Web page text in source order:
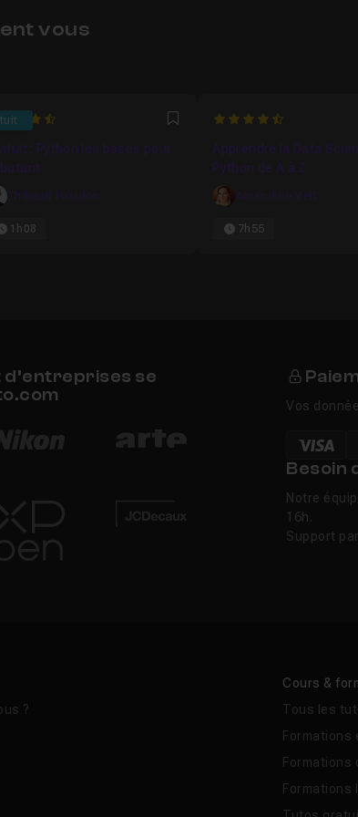
vous
Favori
: Python les bases pour
Thibault Houdon
1h08
4.7272727272727
Apprendre la Data
Python de A à Z
Amandine Velt
7h55
d’entreprises se
Vos
Besoin
Notre
16h.
Support par
?
Cours &
Tous les
Formations
Formations